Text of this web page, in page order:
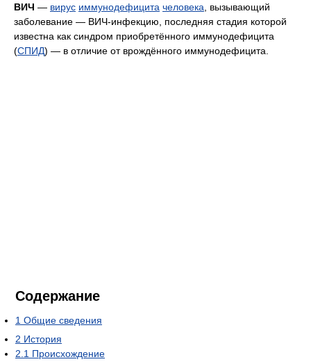
ВИЧ — вирус иммунодефицита человека , вызывающий
заболевание — ВИЧ-инфекцию, последняя стадия которой
известна как синдром приобретённого иммунодефицита
(СПИД) — в отличие от врождённого иммунодефицита.
Содержание
1 Общие сведения
2 История
2.1 Происхождение